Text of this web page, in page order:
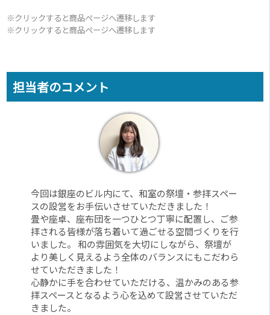
※クリックすると商品ページへ遷移します
※クリックすると商品ページへ遷移します
担当者のコメント
今回は銀座のビル内にて、和室の祭壇・参拝スペー
スの設営をお手伝いさせていただきました！
畳や座卓、座布団を一つひとつ丁寧に配置し、ご参
拝される皆様が落ち着いて過ごせる空間づくりを行
いました。 和の雰囲気を大切にしながら、祭壇が
より美しく見えるよう全体のバランスにもこだわら
せていただきました！
心静かに手を合わせていただける、温かみのある参
拝スペースとなるよう心を込めて設営させていただ
きました。